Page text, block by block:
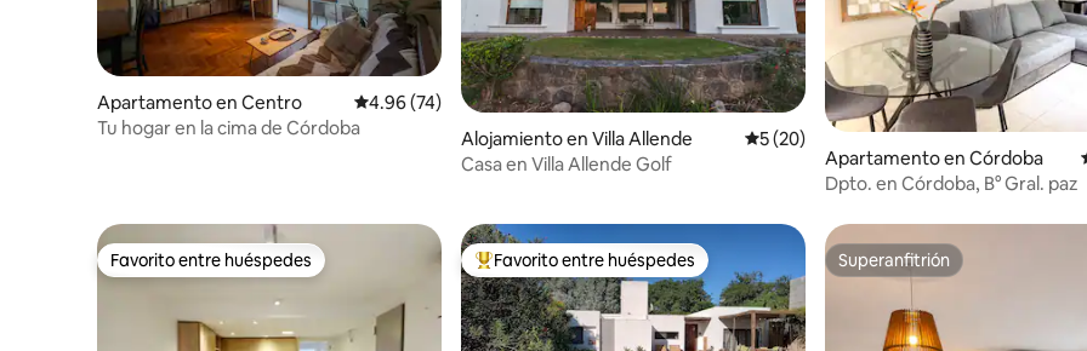
Apartamento en Centro Calificación promedio: 4.96 de 5, 74 reseñas
4.96 (74)
Tu hogar en la cima de Córdoba
Alojamiento en Villa Allende Calificación promedio: 5 de 5, 20 reseñas
5 (20)
Casa en Villa Allende Golf
Apartamento en Córdoba
Dpto. en Córdoba, B° Gral. paz
Favorito entre huéspedes
Favorito entre huéspedes Favorito entre huéspedes preferido
Favorito entre huéspedes Superanfitrión
Superanfitrión